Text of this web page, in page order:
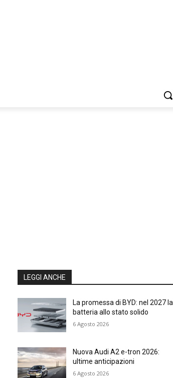
LEGGI ANCHE
La promessa di BYD: nel 2027 la
batteria allo stato solido
6 Agosto 2026
Nuova Audi A2 e-tron 2026:
ultime anticipazioni
6 Agosto 2026